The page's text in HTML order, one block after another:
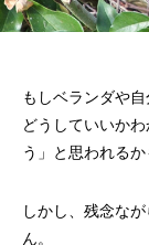
もしベランダや
どうしていいか
う」と思われるか
しかし、残念な
ん。